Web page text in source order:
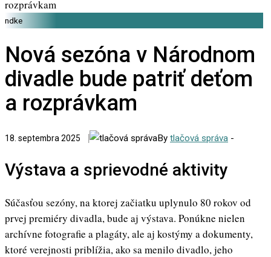
ndke
Nová sezóna v Národnom
divadle bude patriť deťom
a rozprávkam
18. septembra 2025 By tlačová správa -
Výstava a sprievodné aktivity
Súčasťou sezóny, na ktorej začiatku uplynulo 80 rokov od
prvej premiéry divadla, bude aj výstava. Ponúkne nielen
archívne fotografie a plagáty, ale aj kostýmy a dokumenty,
ktoré verejnosti priblížia, ako sa menilo divadlo, jeho